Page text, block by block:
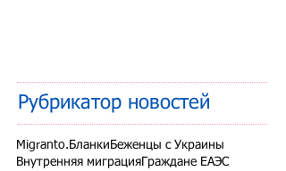
Рубрикатор новостей
Migranto.Бланки Беженцы с Украины
Внутренняя миграция Граждане ЕАЭС